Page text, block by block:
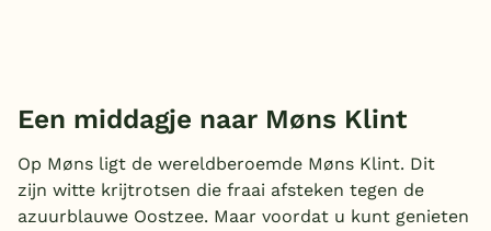
Een middagje naar Møns Klint
Op Møns ligt de wereldberoemde Møns Klint. Dit
zijn witte krijtrotsen die fraai afsteken tegen de
azuurblauwe Oostzee. Maar voordat u kunt genieten